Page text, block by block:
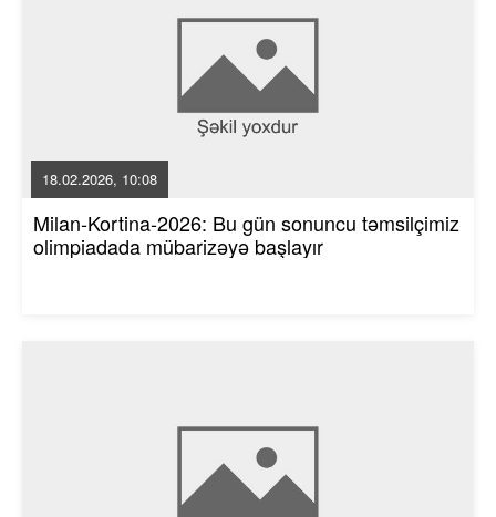
18.02.2026, 10:08
Milan-Kortina-2026: Bu gün sonuncu təmsilçimiz
olimpiadada mübarizəyə başlayır